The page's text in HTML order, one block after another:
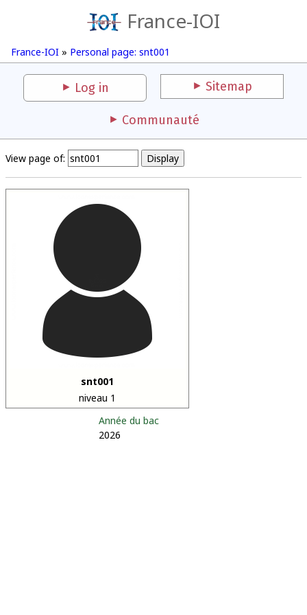
France-IOI
France-IOI » Personal page: snt001
Log in Sitemap
Communauté
View page of:
snt001
niveau 1
Année du bac
2026